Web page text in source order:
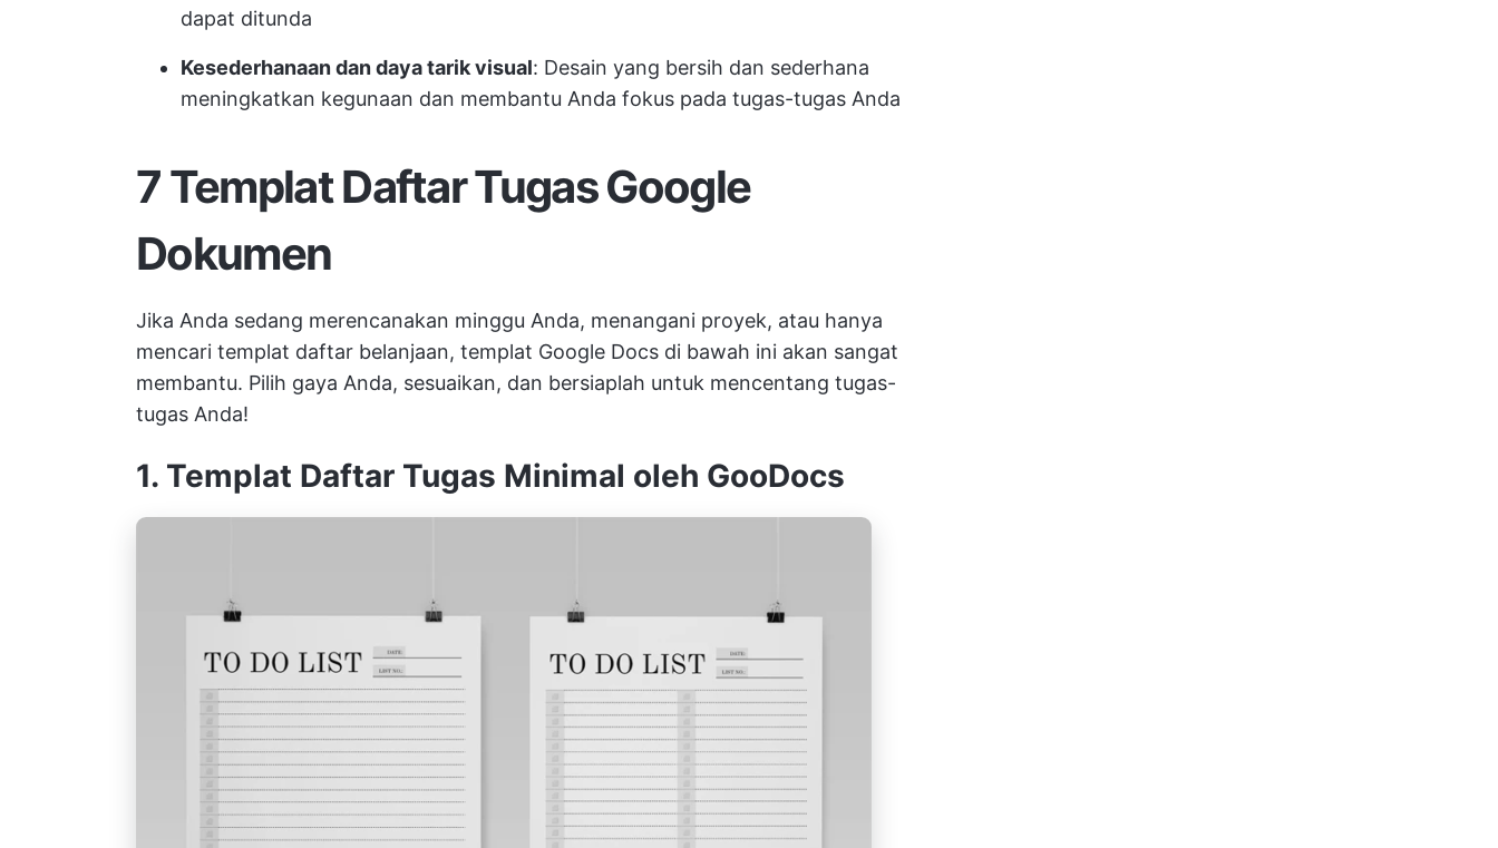
dapat ditunda
Kesederhanaan dan daya tarik visual: Desain yang bersih dan sederhana
meningkatkan kegunaan dan membantu Anda fokus pada tugas-tugas Anda
7 Templat Daftar Tugas Google
Dokumen
Jika Anda sedang merencanakan minggu Anda, menangani proyek, atau hanya
mencari templat daftar belanjaan, templat Google Docs di bawah ini akan sangat
membantu. Pilih gaya Anda, sesuaikan, dan bersiaplah untuk mencentang tugas-
tugas Anda!
1. Templat Daftar Tugas Minimal oleh GooDocs